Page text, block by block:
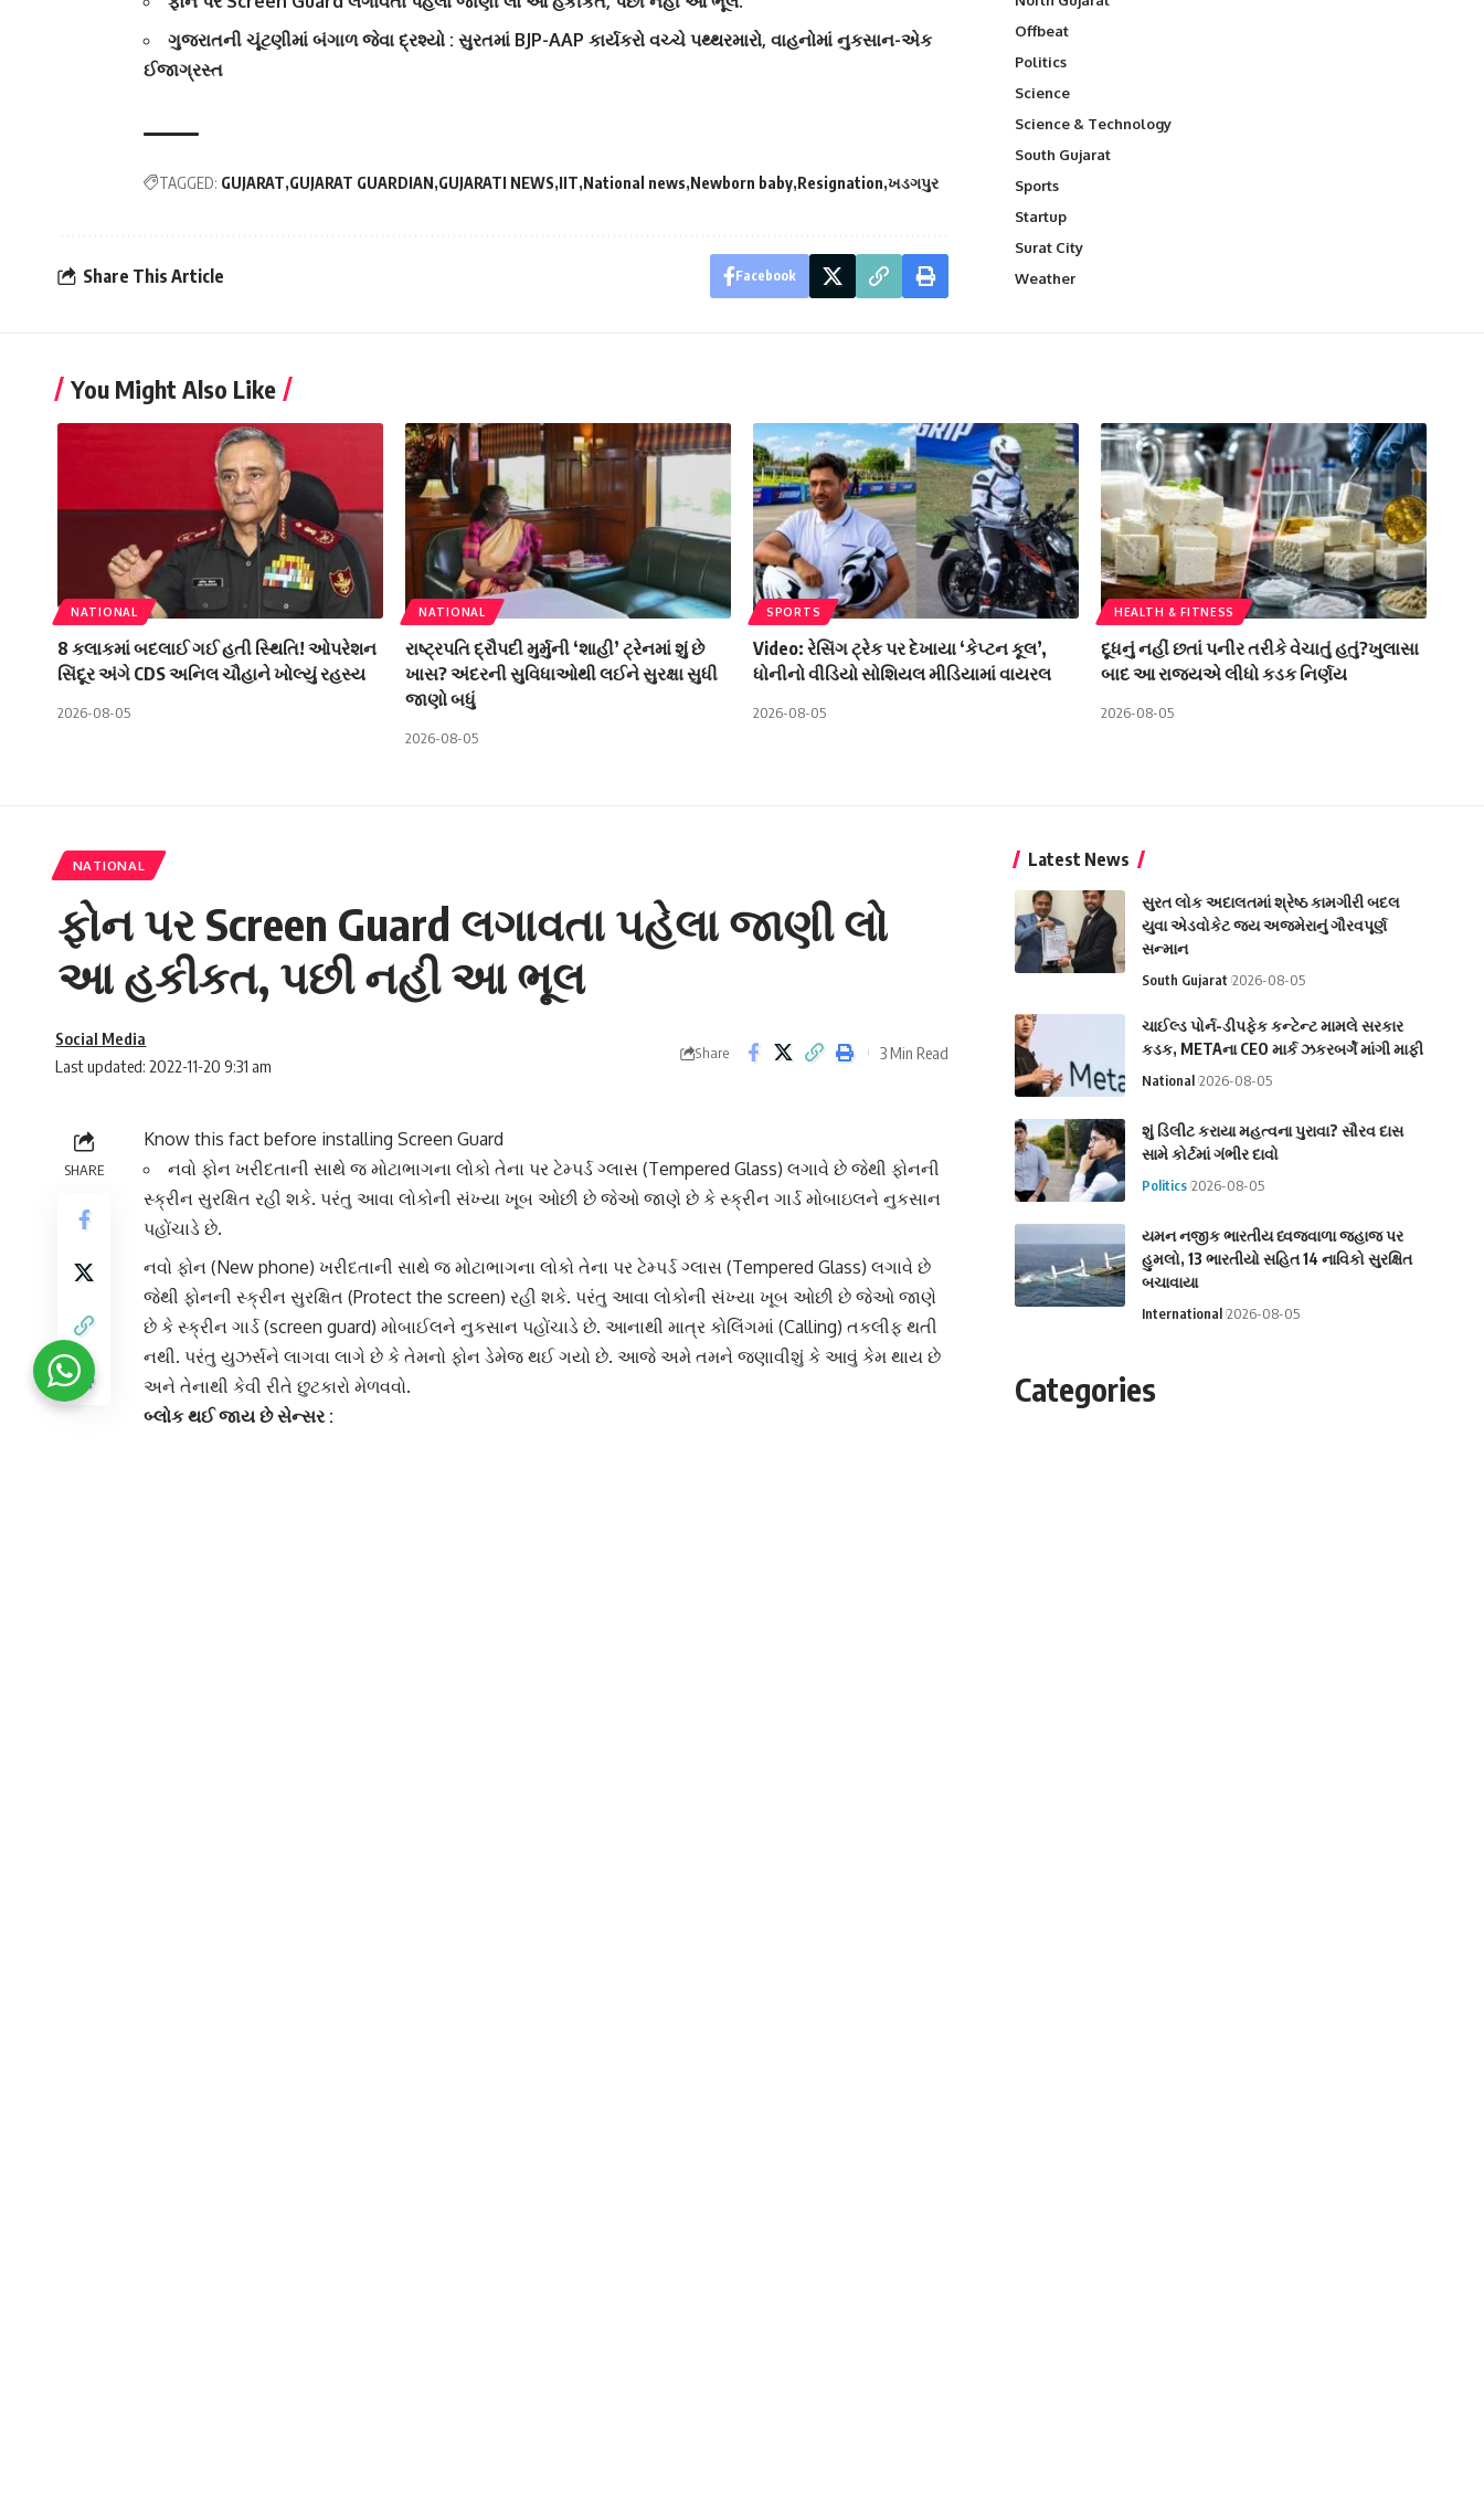
ગુજરાતની ચૂંટણીમાં બંગાળ જેવા દ્રશ્યો : સુરતમાં BJP-AAP કાર્યકરો વચ્ચે પથ્થરમારો, વાહનોમાં નુકસાન-એક
ઈજાગ્રસ્ત
TAGGED: GUJARAT GUJARAT GUARDIAN GUJARATI NEWS IIT National news Newborn baby Resignation ખડગપુર
Share This Article Facebook
Offbeat
Politics
Science
Science & Technology
South Gujarat
Sports
Startup
Surat City
Weather
You Might Also Like
NATIONAL
8 કલાકમાં બદલાઈ ગઈ હતી સ્થિતિ! ઓપરેશન
સિંદૂર અંગે CDS અનિલ ચૌહાને ખોલ્યું રહસ્ય
2026-08-05
NATIONAL
રાષ્ટ્રપતિ દ્રૌપદી મુર્મુની ‘શાહી’ ટ્રેનમાં શું છે
ખાસ? અંદરની સુવિધાઓથી લઈને સુરક્ષા સુધી
જાણો બધું
2026-08-05
SPORTS
Video: રેસિંગ ટ્રેક પર દેખાયા ‘કેપ્ટન કૂલ’,
ધોનીનો વીડિયો સોશિયલ મીડિયામાં વાયરલ
2026-08-05
HEALTH & FITNESS
દૂધનું નહીં છતાં પનીર તરીકે વેચાતું હતું?ખુલાસા
બાદ આ રાજ્યએ લીધો કડક નિર્ણય
2026-08-05
NATIONAL
ફોન પર Screen Guard લગાવતા પહેલા જાણી લો
આ હકીકત, પછી નહી આ ભૂલ
Last updated: 2022-11-20 9:31 am
Social Media
Share 3 Min Read
SHARE
Know this fact before installing Screen Guard
નવો ફોન ખરીદતાની સાથે જ મોટાભાગના લોકો તેના પર ટેમ્પર્ડ ગ્લાસ (Tempered Glass) લગાવે છે જેથી ફોનની
સ્ક્રીન સુરક્ષિત રહી શકે. પરંતુ આવા લોકોની સંખ્યા ખૂબ ઓછી છે જેઓ જાણે છે કે સ્ક્રીન ગાર્ડ મોબાઇલને નુકસાન
પહોંચાડે છે.
નવો ફોન (New phone) ખરીદતાની સાથે જ મોટાભાગના લોકો તેના પર ટેમ્પર્ડ ગ્લાસ (Tempered Glass) લગાવે છે
જેથી ફોનની સ્ક્રીન સુરક્ષિત (Protect the screen) રહી શકે. પરંતુ આવા લોકોની સંખ્યા ખૂબ ઓછી છે જેઓ જાણે
છે કે સ્ક્રીન ગાર્ડ (screen guard) મોબાઈલને નુકસાન પહોંચાડે છે. આનાથી માત્ર કોલિંગમાં (Calling) તકલીફ થતી
નથી. પરંતુ યુઝર્સને લાગવા લાગે છે કે તેમનો ફોન ડેમેજ થઈ ગયો છે. આજે અમે તમને જણાવીશું કે આવું કેમ થાય છે
અને તેનાથી કેવી રીતે છુટકારો મેળવવો.
બ્લોક થઈ જાય છે સેન્સર :
Latest News
સુરત લોક અદાલતમાં શ્રેષ્ઠ કામગીરી બદલ
યુવા એડવોકેટ જય અજમેરાનું ગૌરવપૂર્ણ
સન્માન
South Gujarat 2026-08-05
ચાઈલ્ડ પોર્ન-ડીપફેક કન્ટેન્ટ મામલે સરકાર
કડક, METAના CEO માર્ક ઝકરબર્ગે માંગી માફી
National 2026-08-05
શું ડિલીટ કરાયા મહત્વના પુરાવા? સૌરવ દાસ
સામે કોર્ટમાં ગંભીર દાવો
Politics 2026-08-05
યમન નજીક ભારતીય ધ્વજવાળા જહાજ પર
હુમલો, 13 ભારતીયો સહિત 14 નાવિકો સુરક્ષિત
બચાવાયા
International 2026-08-05
Categories